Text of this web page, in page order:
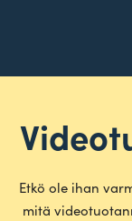
Etkö ole ihan
mitä